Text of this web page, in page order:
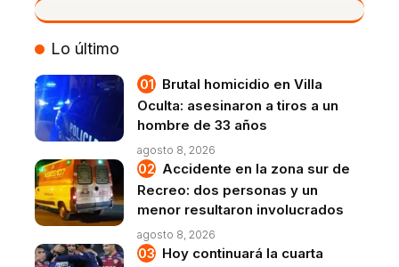
VIVO
Lo último
Brutal homicidio en Villa
Oculta: asesinaron a tiros a un
hombre de 33 años
agosto 8, 2026
Accidente en la zona sur de
Recreo: dos personas y un
menor resultaron involucrados
agosto 8, 2026
Hoy continuará la cuarta